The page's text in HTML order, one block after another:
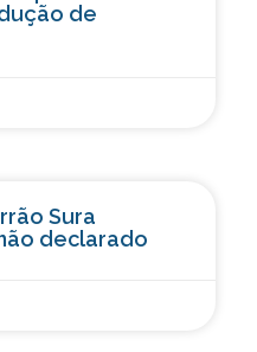
de
Sura
declarado